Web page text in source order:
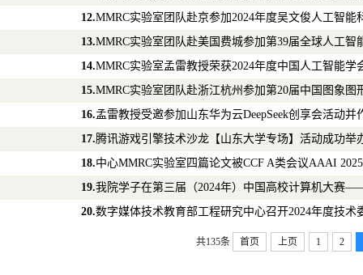
12.MMRC实验室团队赴京参加2024年度吴文俊人工智能
13.MMRC实验室团队赴美国费城参加第39届全球人工智
14.MMRC实验室孟雷教授荣获2024年度中国人工智能
15.MMRC实验室团队赴浙江杭州参加第20届中国图象图
16.孟雷教授受邀参加山东华为云DeepSeek创享会活动并
17.腾讯游戏引擎技术沙龙【山东大学专场】活动成功举
18.中心MMRC实验室四篇论文被CCF A类会议AAAI
19.我院学子在第三届（2024年）中国高校计算机大赛
20.数字媒体技术教育部工程研究中心召开2024年度技术
共135条 首页 上页 1 2